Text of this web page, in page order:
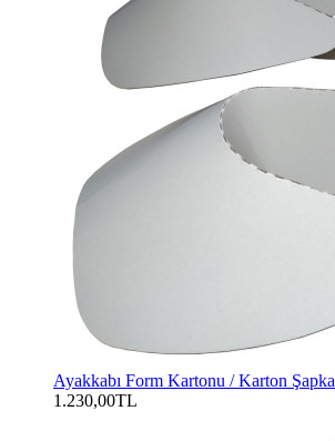
Ayakkabı Form Kartonu / Karton Şapka
1.230,00TL